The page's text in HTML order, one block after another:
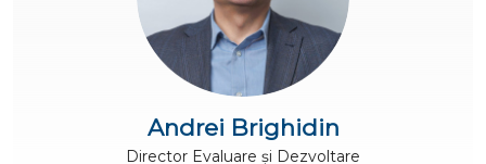
Andrei Brighidin
Director Evaluare și Dezvoltare